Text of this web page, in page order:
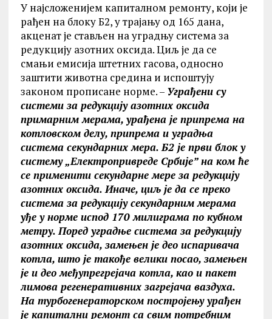
У најсложенијем капиталном ремонту, који је
рађен на блоку Б2, у трајању од 165 дана,
акценат је стављен на уградњу система за
редукцију азотних оксида. Циљ је да се
смањи емисија штетних гасова, односно
заштити животна средина и испоштују
законом прописане норме. – Уграђени су
системи за редукцију азотних оксида
примарним мерама, урађена је припрема на
котловском делу, припрема и уградња
система секундарних мера. Б2 је први блок у
систему„Електропривреде Србије” на ком ће
се применити секундарне мере за редукцију
азотних оксида. Иначе, циљ је да се преко
система за редукцију секундарним мерама
уђе у норме испод 170 милиграма по кубном
метру. Поред уградње система за редукцију
азотних оксида, замењен је део испаривача
котла, што је такође велики посао, замењен
је и део међупрегрејача котла, као и пакет
лимова регенеративних загрејача ваздуха.
На турбогенераторском постројењу урађен
је капитални ремонт са свим потребним